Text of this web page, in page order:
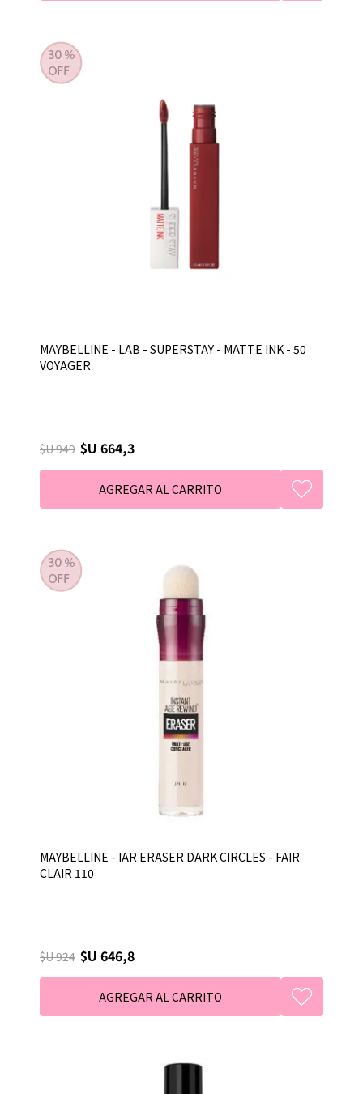
MAYBELLINE - LAB - SUPERSTAY - MATTE INK - 50
VOYAGER
$U 949 $U 664,3
MAYBELLINE - IAR ERASER DARK CIRCLES - FAIR
CLAIR 110
$U 924 $U 646,8